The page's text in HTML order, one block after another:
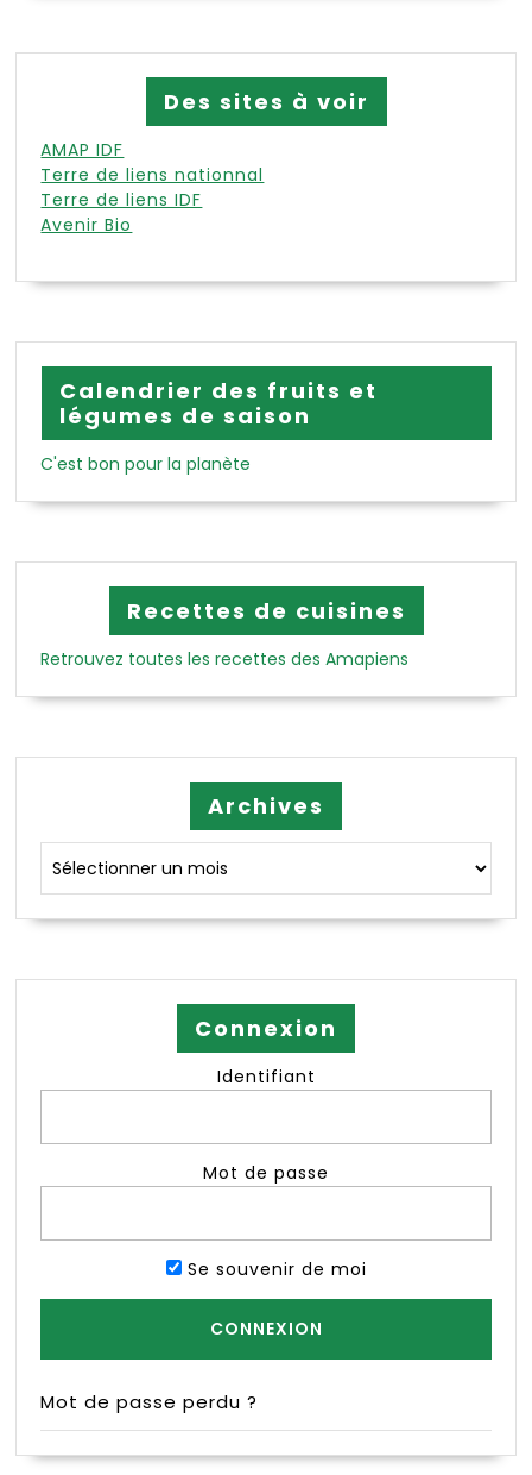
Des sites à voir
AMAP IDF
Terre de liens nationnal
Terre de liens IDF
Avenir Bio
Calendrier des fruits et
légumes de saison
C'est bon pour la planète
Recettes de cuisines
Retrouvez toutes les recettes des Amapiens
Archives
Connexion
Identifiant
Mot de passe
Se souvenir de moi
Mot de passe perdu ?